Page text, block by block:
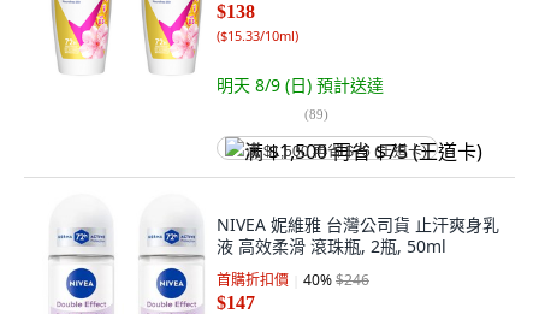
$138
($15.33/10ml)
明天 8/9 (日) 預計送達
(89)
满 $1,500 再省 $75 (王道卡)
NIVEA 妮維雅 台灣公司貨 止汗爽身乳
液 高效柔滑 滾珠瓶, 2瓶, 50ml
首購折扣價 40%$246
$147